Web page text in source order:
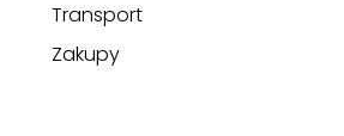
Transport
Zakupy